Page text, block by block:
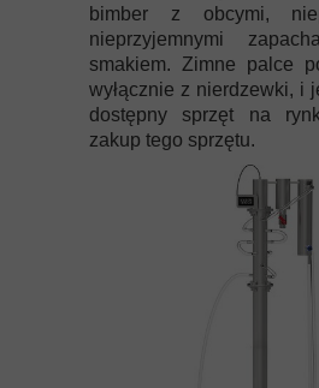
bimber z obcymi,
nieprzyjemnymi
smakiem. Zimne palce
wyłącznie z nierdzewki, i
dostępny sprzęt na
zakup tego sprzętu.